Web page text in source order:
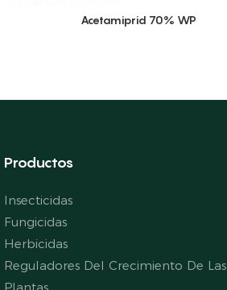
Acetamiprid 70% WP
Productos
Insecticidas
Fungicidas
Herbicidas
Reguladores Del Crecimiento De Las